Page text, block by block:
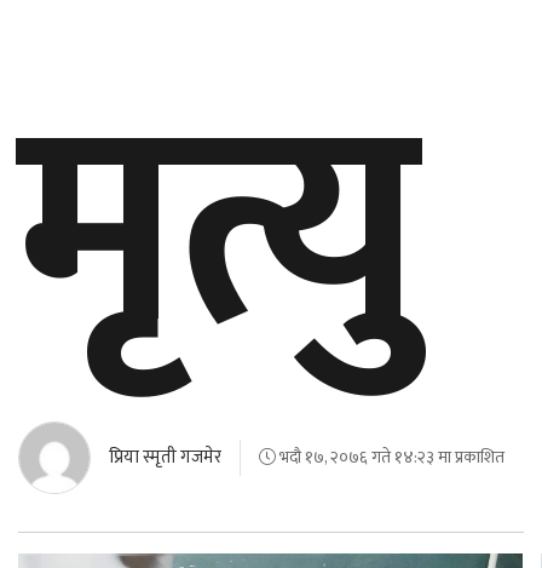
मृत्यु
प्रिया स्मृती गजमेर भदौ १७, २०७६ गते १४:२३ मा प्रकाशित